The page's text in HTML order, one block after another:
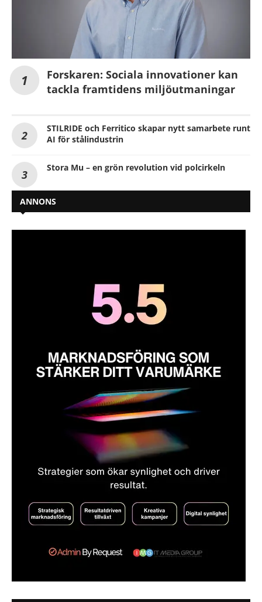
Forskaren: Sociala innovationer kan
tackla framtidens miljöutmaningar
STILRIDE och Ferritico skapar nytt samarbete runt
AI för stålindustrin
Stora Mu – en grön revolution vid polcirkeln
ANNONS